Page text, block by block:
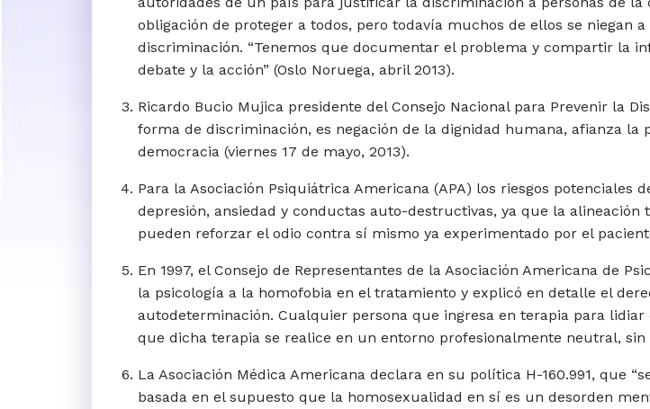
obligación de proteger a todos, pero todavía muchos de ellos se niegan
discriminación. “Tenemos que documentar el problema y compartir la
debate y la acción” (Oslo Noruega, abril 2013).
Ricardo Bucio Mujica presidente del Consejo Nacional para Prevenir la
forma de discriminación, es negación de la dignidad humana, afianza
democracia (viernes 17 de mayo, 2013).
Para la Asociación Psiquiátrica Americana (APA) los riesgos potenciales
depresión, ansiedad y conductas auto-destructivas, ya que la
pueden reforzar el odio contra sí mismo ya experimentado por el
En 1997, el Consejo de Representantes de la Asociación Americana de
la psicología a la homofobia en el tratamiento y explicó en detalle el
autodeterminación. Cualquier persona que ingresa en terapia para
que dicha terapia se realice en un entorno profesionalmente neutral,
La Asociación Médica Americana declara en su política H-160.991, que
basada en el supuesto que la homosexualidad en sí es un desorden